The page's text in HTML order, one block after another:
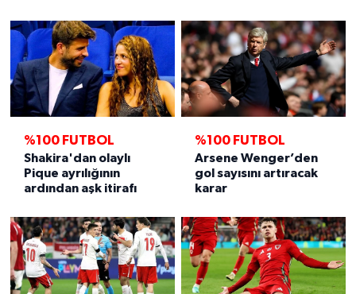
%100 FUTBOL
Shakira'dan olaylı
Pique ayrılığının
ardından aşk itirafı
%100 FUTBOL
Arsene Wenger’den
gol sayısını artıracak
karar